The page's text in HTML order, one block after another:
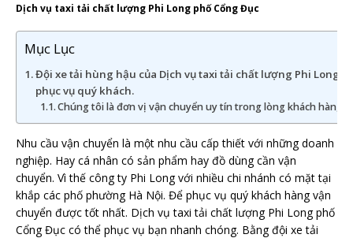
Dịch vụ taxi tải chất lượng Phi Long phố Cổng Đục
Mục Lục
Đội xe tải hùng hậu của Dịch vụ taxi tải chất lượng Phi Long
phục vụ quý khách.
Chúng tôi là đơn vị vận chuyển uy tín trong lòng khách hàng
Nhu cầu vận chuyển là một nhu cầu cấp thiết với những doanh
nghiệp. Hay cá nhân có sản phẩm hay đồ dùng cần vận
chuyển. Vì thế công ty Phi Long với nhiều chi nhánh có mặt tại
khắp các phố phường Hà Nội. Để phục vụ quý khách hàng vận
chuyển được tốt nhất. Dịch vụ taxi tải chất lượng Phi Long phố
Cổng Đục có thể phục vụ bạn nhanh chóng. Bằng đội xe tải